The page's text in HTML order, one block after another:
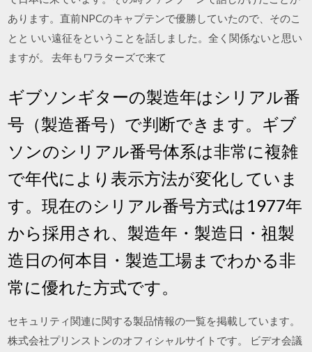
あります。直前NPCのキャプテンで優勝していたので、そのこ
とと いい遠征をということを話しました。全く関係ないと思い
ますが。 去年もワラターズで来て
ギブソンギターの製造年はシリアル番
号（製造番号）で判断できます。ギブ
ソンのシリアル番号体系は非常に複雑
で年代により表示方法が変化していま
す。現在のシリアル番号方式は1977年
から採用され、製造年・製造日・祖製
造日の何本目・製造工場までわかる非
常に優れた方式です。
セキュリティ関連に関する製品情報の一覧を掲載しています。
株式会社プリンストンのオフィシャルサイトです。 ビデオ会議